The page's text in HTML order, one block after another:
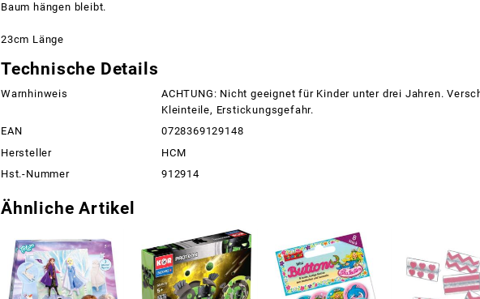
Baum hängen bleibt.
23cm Länge
Technische Details
Warnhinweis
ACHTUNG: Nicht geeignet für Kinder unter drei Jahren.
Kleinteile, Erstickungsgefahr.
EAN
0728369129148
Hersteller
HCM
Hst.-Nummer
912914
Ähnliche Artikel